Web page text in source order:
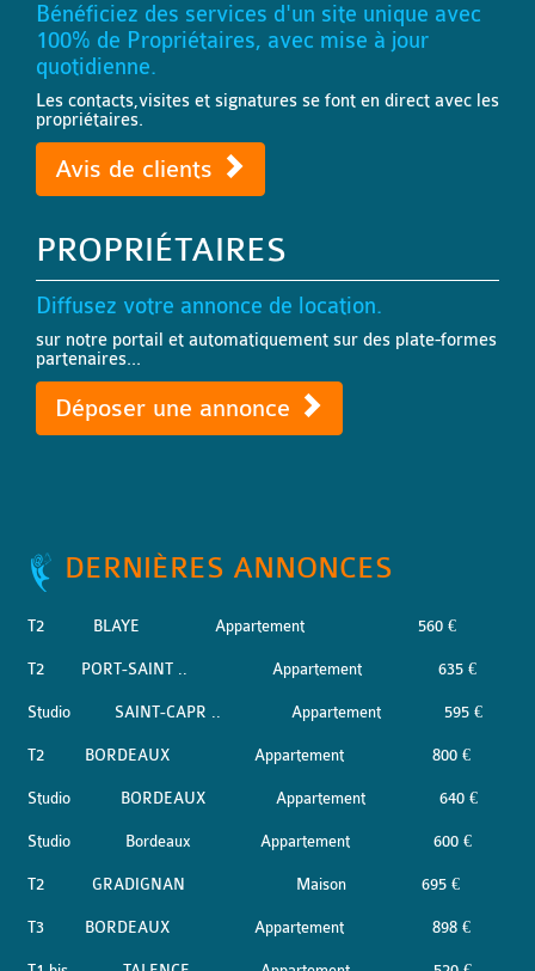
Bénéficiez des services d'un site unique avec
100% de Propriétaires, avec mise à jour
quotidienne.
Les contacts,visites et signatures se font en direct avec les
propriétaires.
Avis de clients
PROPRIÉTAIRES
Diffusez votre annonce de location.
sur notre portail et automatiquement sur des plate-formes
partenaires...
Déposer une annonce
DERNIÈRES ANNONCES
T2 BLAYE Appartement 560 €
T2 PORT-SAINT .. Appartement 635 €
Studio SAINT-CAPR .. Appartement 595 €
T2 BORDEAUX Appartement 800 €
Studio BORDEAUX Appartement 640 €
Studio Bordeaux Appartement 600 €
T2 GRADIGNAN Maison 695 €
T3 BORDEAUX Appartement 898 €